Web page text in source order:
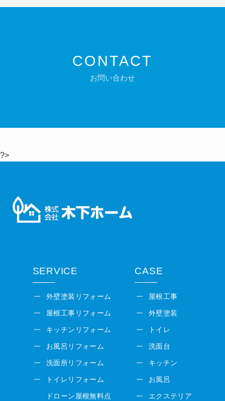
CONTACT
お問い合わせ
?>
SERVICE
外壁塗装リフォーム
屋根工事リフォーム
キッチンリフォーム
お風呂リフォーム
洗面所リフォーム
トイレリフォーム
ドローン屋根無料点
CASE
屋根工事
外壁塗装
トイレ
洗面台
キッチン
お風呂
エクステリア